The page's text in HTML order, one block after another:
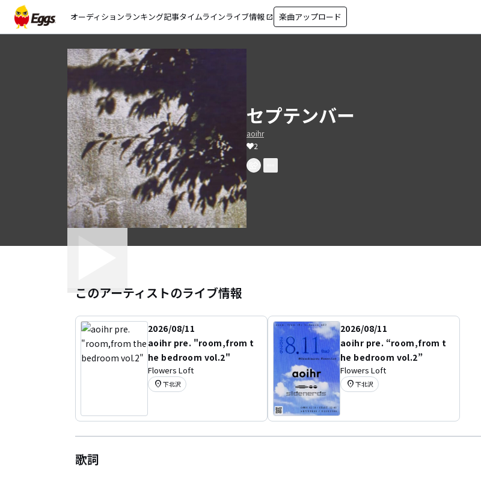
オーディションランキング記事タイムラインライブ情報 open_in_new 楽曲アップロード
セプテンバー
aoihr
2
このアーティストのライブ情報
2026/08/11
aoihr pre. "room,from t
he bedroom vol.2"
Flowers Loft
location_on 下北沢
2026/08/11
aoihr pre. “room,from t
he bedroom vol.2”
Flowers Loft
location_on 下北沢
歌詞